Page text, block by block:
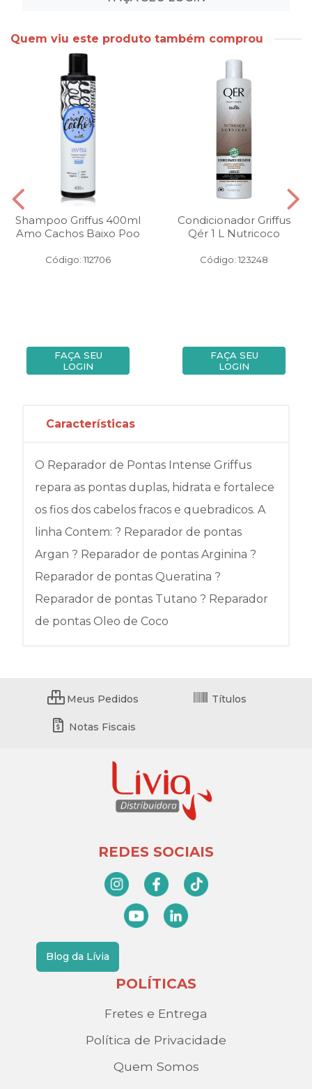
Quem viu este produto também comprou
Shampoo Griffus 400ml
Amo Cachos Baixo Poo
Código: 112706
FAÇA SEU
LOGIN
Condicionador Griffus
Qér 1 L Nutricoco
Código: 123248
FAÇA SEU
LOGIN
Características
O Reparador de Pontas Intense Griffus
repara as pontas duplas, hidrata e fortalece
os fios dos cabelos fracos e quebradicos. A
linha Contem: ? Reparador de pontas
Argan ? Reparador de pontas Arginina ?
Reparador de pontas Queratina ?
Reparador de pontas Tutano ? Reparador
de pontas Oleo de Coco
Meus Pedidos Títulos
Notas Fiscais
REDES SOCIAIS
Blog da Lívia
POLÍTICAS
Fretes e Entrega
Política de Privacidade
Quem Somos